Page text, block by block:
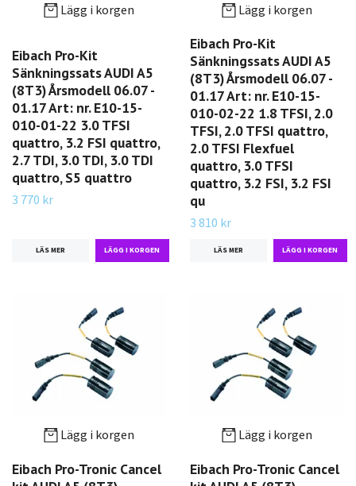
Lägg i korgen
Eibach Pro-Kit
Sänkningssats AUDI A5
(8T3) Årsmodell 06.07 -
01.17 Art: nr. E10-15-
010-01-22 3.0 TFSI
quattro, 3.2 FSI quattro,
2.7 TDI, 3.0 TDI, 3.0 TDI
quattro, S5 quattro
3 770 kr
LÄS MER
Lägg i korgen
Eibach Pro-Kit
Sänkningssats AUDI A5
(8T3) Årsmodell 06.07 -
01.17 Art: nr. E10-15-
010-02-22 1.8 TFSI, 2.0
TFSI, 2.0 TFSI quattro,
2.0 TFSI Flexfuel
quattro, 3.0 TFSI
quattro, 3.2 FSI, 3.2 FSI
qu
3 810 kr
LÄS MER
Lägg i korgen
Eibach Pro-Tronic Cancel
Lägg i korgen
Eibach Pro-Tronic Cancel